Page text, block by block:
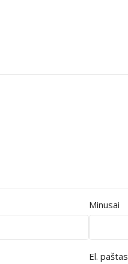
Minusai
El. paštas